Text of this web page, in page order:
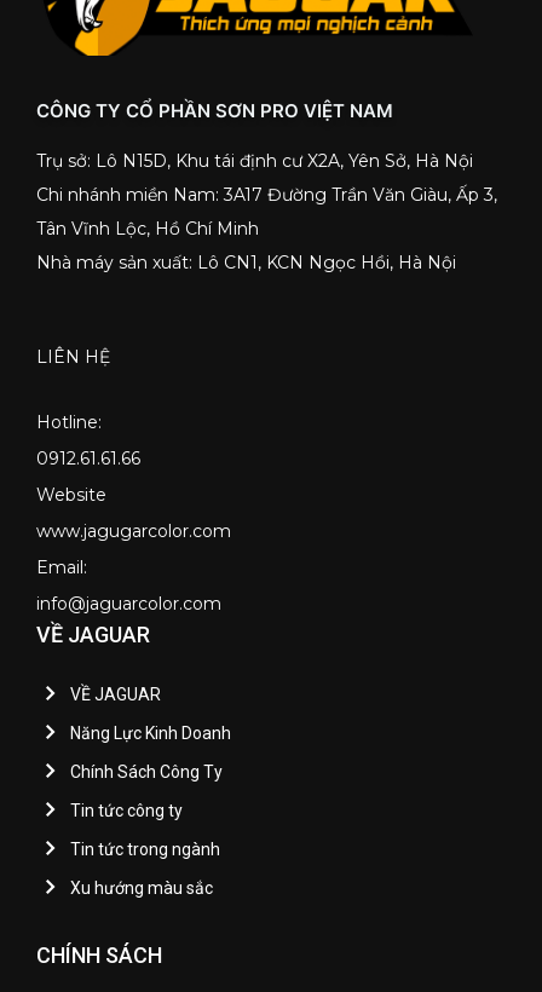
CÔNG TY CỔ PHẦN SƠN PRO VIỆT NAM
Trụ sở: Lô N15D, Khu tái định cư X2A, Yên Sở, Hà Nội
Chi nhánh miền Nam: 3A17 Đường Trần Văn Giàu, Ấp 3,
Tân Vĩnh Lộc, Hồ Chí Minh
Nhà máy sản xuất: Lô CN1, KCN Ngọc Hồi, Hà Nội
LIÊN HỆ
Hotline:
0912.61.61.66
Website
www.jagugarcolor.com
Email:
info@jaguarcolor.com
VỀ JAGUAR
VỀ JAGUAR
Năng Lực Kinh Doanh
Chính Sách Công Ty
Tin tức công ty
Tin tức trong ngành
Xu hướng màu sắc
CHÍNH SÁCH